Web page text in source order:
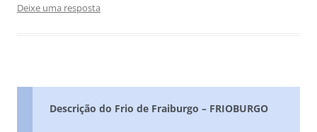
Deixe uma resposta
Descrição do Frio de Fraiburgo – FRIOBURGO